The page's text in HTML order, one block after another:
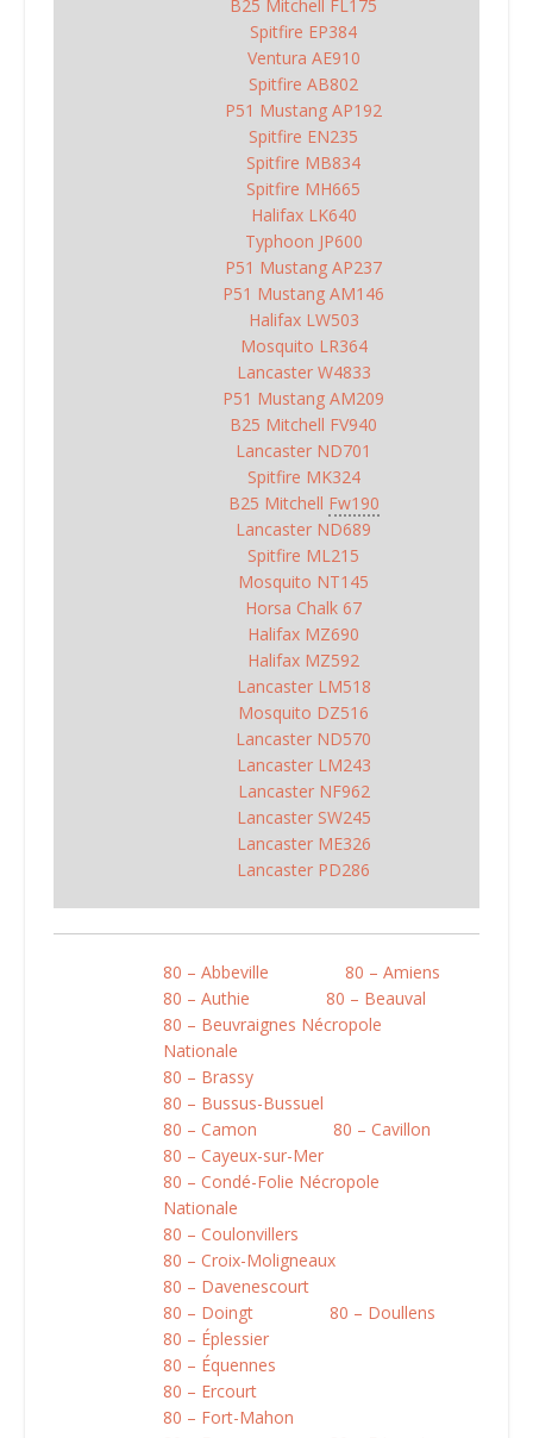
B25 Mitchell FL175
Spitfire EP384
Ventura AE910
Spitfire AB802
P51 Mustang AP192
Spitfire EN235
Spitfire MB834
Spitfire MH665
Halifax LK640
Typhoon JP600
P51 Mustang AP237
P51 Mustang AM146
Halifax LW503
Mosquito LR364
Lancaster W4833
P51 Mustang AM209
B25 Mitchell FV940
Lancaster ND701
Spitfire MK324
B25 Mitchell Fw190
Lancaster ND689
Spitfire ML215
Mosquito NT145
Horsa Chalk 67
Halifax MZ690
Halifax MZ592
Lancaster LM518
Mosquito DZ516
Lancaster ND570
Lancaster LM243
Lancaster NF962
Lancaster SW245
Lancaster ME326
Lancaster PD286
80 – Abbeville
80 – Amiens
80 – Authie
80 – Beauval
80 – Beuvraignes Nécropole
Nationale
80 – Brassy
80 – Bussus-Bussuel
80 – Camon
80 – Cavillon
80 – Cayeux-sur-Mer
80 – Condé-Folie Nécropole
Nationale
80 – Coulonvillers
80 – Croix-Moligneaux
80 – Davenescourt
80 – Doingt
80 – Doullens
80 – Éplessier
80 – Équennes
80 – Ercourt
80 – Fort-Mahon